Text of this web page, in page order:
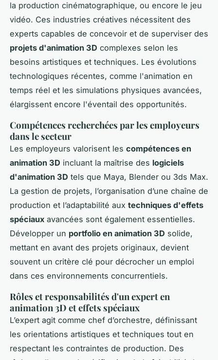
la production cinématographique, ou encore le jeu
vidéo. Ces industries créatives nécessitent des
experts capables de concevoir et de superviser des
projets d'animation 3D complexes selon les
besoins artistiques et techniques. Les évolutions
technologiques récentes, comme l'animation en
temps réel et les simulations physiques avancées,
élargissent encore l'éventail des opportunités.
Compétences recherchées par les employeurs
dans le secteur
Les employeurs valorisent les compétences en
animation 3D incluant la maîtrise des logiciels
d'animation 3D tels que Maya, Blender ou 3ds Max.
La gestion de projets, l’organisation d’une chaîne de
production et l’adaptabilité aux techniques d'effets
spéciaux avancées sont également essentielles.
Développer un portfolio en animation 3D solide,
mettant en avant des projets originaux, devient
souvent un critère clé pour décrocher un emploi
dans ces environnements concurrentiels.
Rôles et responsabilités d'un expert en
animation 3D et effets spéciaux
L’expert agit comme chef d’orchestre, définissant
les orientations artistiques et techniques tout en
respectant les contraintes de production. Des